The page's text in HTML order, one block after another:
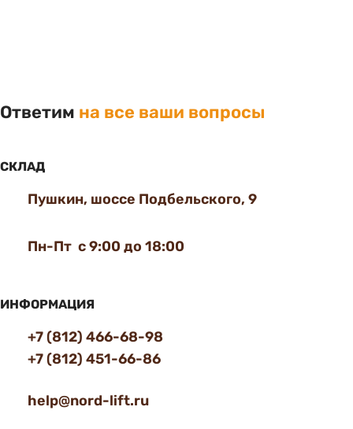
Ответим на все ваши вопросы
СКЛАД
Пушкин, шоссе Подбельского, 9
Пн-Пт с 9:00 до 18:00
ИНФОРМАЦИЯ
+7 (812) 466-68-98
+7 (812) 451-66-86
help@nord-lift.ru